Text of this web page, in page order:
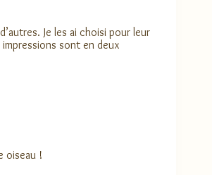
Je les ai choisi pour leur
impressions sont en deux
oiseau !